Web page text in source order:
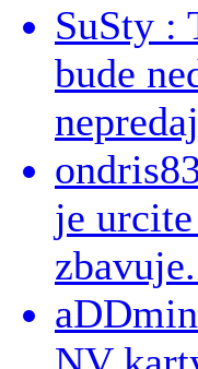
SuSty :
bude
je